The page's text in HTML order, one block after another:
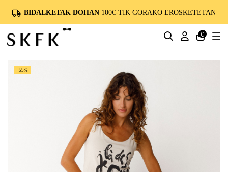
BIDALKETAK DOHAN 100€-TIK GORAKO EROSKETETAN
0
−55%